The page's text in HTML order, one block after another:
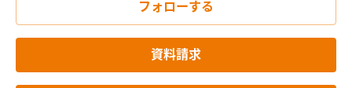
フォローする
資料請求